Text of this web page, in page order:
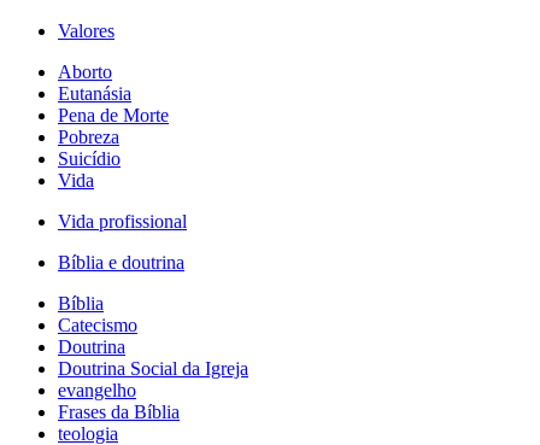
Valores
Aborto
Eutanásia
Pena de Morte
Pobreza
Suicídio
Vida
Vida profissional
Bíblia e doutrina
Bíblia
Catecismo
Doutrina
Doutrina Social da Igreja
evangelho
Frases da Bíblia
teologia